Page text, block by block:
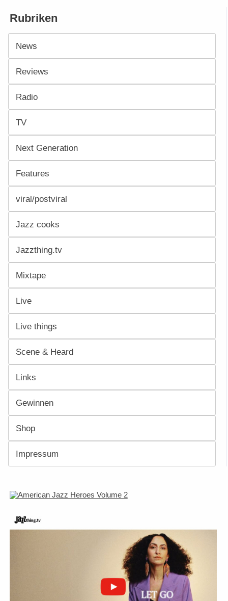
Rubriken
News
Reviews
Radio
TV
Next Generation
Features
viral/postviral
Jazz cooks
Jazzthing.tv
Mixtape
Live
Live things
Scene & Heard
Links
Gewinnen
Shop
Impressum